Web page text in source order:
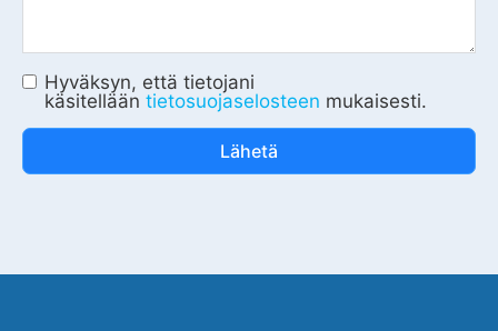
Hyväksyn, että tietojani
käsitellään tietosuojaselosteen mukaisesti.
Lähetä